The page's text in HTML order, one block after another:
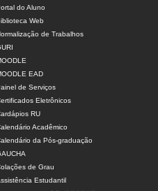
do Aluno
Web
de Trabalhos
EAD
de Serviços
Eletrônicos
RU
Acadêmico
da Pós-graduação
de Grau
Estudantil